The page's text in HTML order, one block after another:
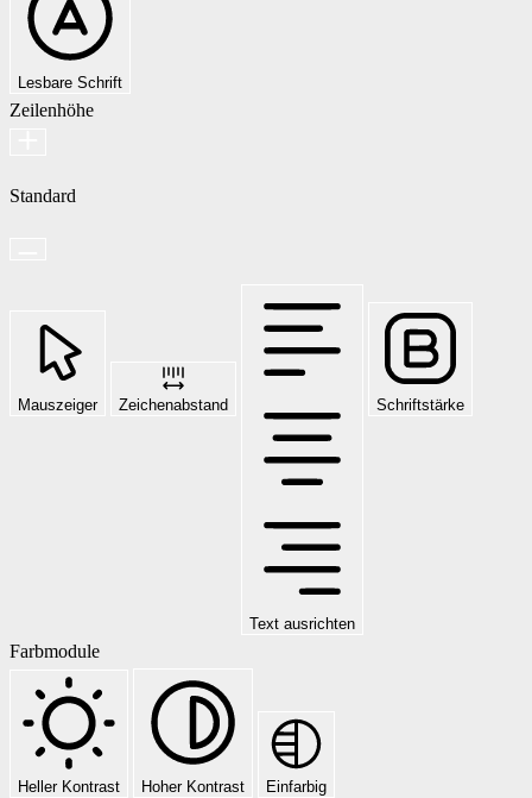
Lesbare Schrift
Zeilenhöhe
Standard
Mauszeiger Zeichenabstand
Text ausrichten
Schriftstärke
Farbmodule
Heller Kontrast Hoher Kontrast Einfarbig